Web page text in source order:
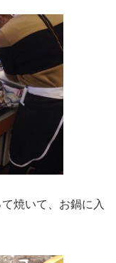
焼いて、お鍋に入